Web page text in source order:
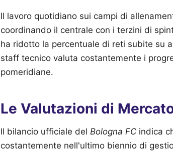
Il lavoro quotidiano sui campi di
coordinando il centrale con i terzini di
ha ridotto la percentuale di reti subite su
staff tecnico valuta costantemente i
pomeridiane.
Le Valutazioni di
Il bilancio ufficiale del Bologna FC indica
costantemente nell'ultimo biennio di